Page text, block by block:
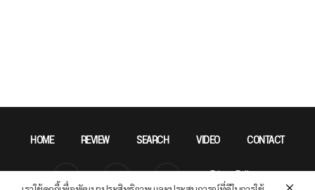
HOME REVIEW SEARCH VIDEO CONTACT
Privacy Policy